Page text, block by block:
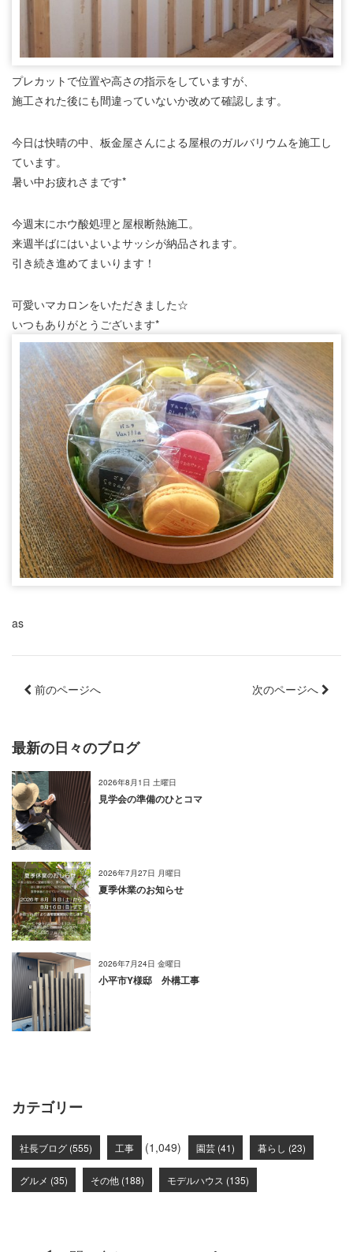
プレカットで位置や高さの指示をしていますが、
施工された後にも間違っていないか改めて確認します。
今日は快晴の中、板金屋さんによる屋根のガルバリウムを施工し
ています。
暑い中お疲れさまです*
今週末にホウ酸処理と屋根断熱施工。
来週半ばにはいよいよサッシが納品されます。
引き続き進めてまいります！
可愛いマカロンをいただきました☆
いつもありがとうございます*
as
前のページへ 次のページへ
最新の日々のブログ
2026年8月1日 土曜日
見学会の準備のひとコマ
2026年7月27日 月曜日
夏季休業のお知らせ
2026年7月24日 金曜日
小平市Y様邸 外構工事
カテゴリー
社長ブログ (555) 工事 (1,049) 園芸 (41) 暮らし (23)
グルメ (35) その他 (188) モデルハウス (135)